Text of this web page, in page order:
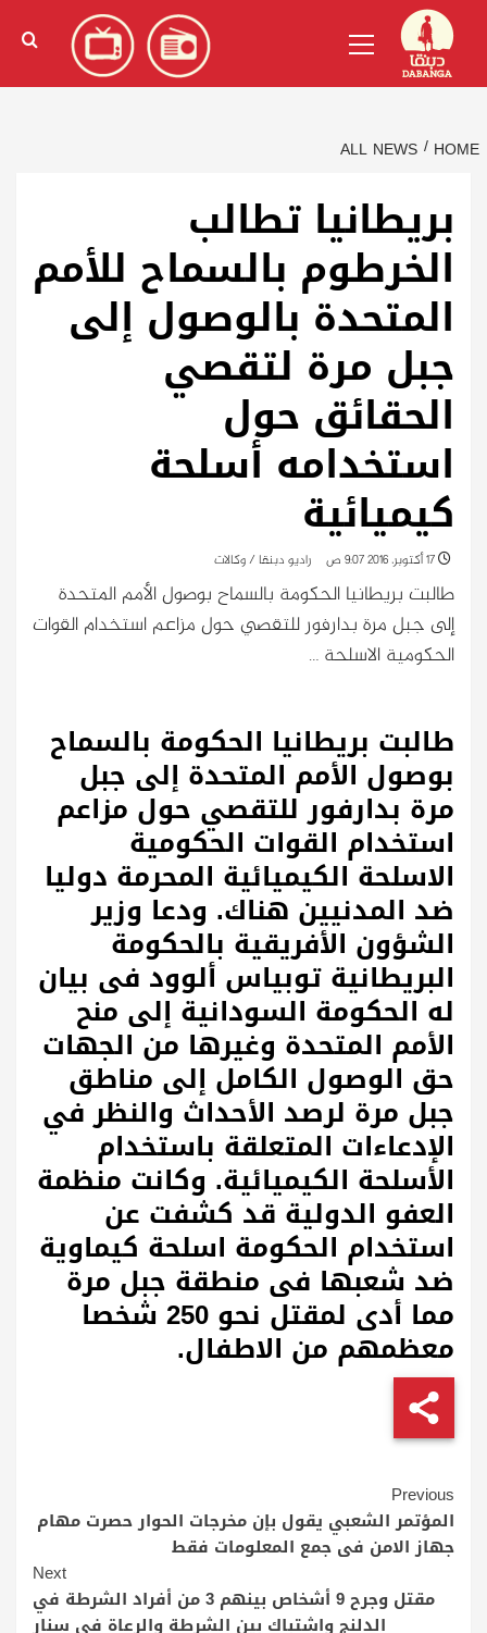
content
الإنجليزية)
Menu
HOME
ALL NEWS
بريطانيا تطالب
الخرطوم بالسماح للأمم
المتحدة بالوصول إلى
جبل مرة لتقصي
الحقائق حول
استخدامه أسلحة
كيميائية
راديو دبنقا / وكالات
طالبت بريطانيا الحكومة بالسماح بوصول الأمم المتحدة
إلى جبل مرة بدارفور للتقصي حول مزاعم استخدام القوات
الحكومية الاسلحة …
طالبت بريطانيا الحكومة بالسماح
بوصول الأمم المتحدة إلى جبل
مرة بدارفور للتقصي حول مزاعم
استخدام القوات الحكومية
الاسلحة الكيميائية المحرمة دوليا
ضد المدنيين هناك. ودعا وزير
الشؤون الأفريقية بالحكومة
البريطانية توبياس ألوود فى بيان
له الحكومة السودانية إلى منح
الأمم المتحدة وغيرها من الجهات
حق الوصول الكامل إلى مناطق
جبل مرة لرصد الأحداث والنظر في
الإدعاءات المتعلقة باستخدام
الأسلحة الكيميائية. وكانت منظمة
العفو الدولية قد كشفت عن
استخدام الحكومة اسلحة كيماوية
ضد شعبها فى منطقة جبل مرة
مما أدى لمقتل نحو 250 شخصا
معظمهم من الاطفال.
Continue
Reading
Previous
المؤتمر الشعبي يقول بإن مخرجات الحوار حصرت مهام
جهاز الامن فى جمع المعلومات فقط
Next
مقتل وجرح 9 أشخاص بينهم 3 من أفراد الشرطة في
الدلنج واشتباك بين الشرطة والرعاة في سنار